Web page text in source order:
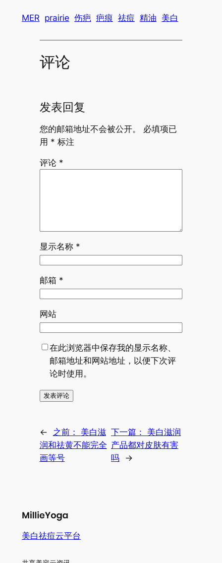
MER prairie 伤疤 疤痕 祛痘 精油 美白
评论
发表回复
您的邮箱地址不会被公开。
必填项已
用 * 标注
评论 *
显示名称 *
邮箱 *
网站
在此浏览器中保存我的显示名称、
邮箱地址和网站地址，以便下次评
论时使用。
← 之前： 美白滋
润和祛黄不能完全
画等号
下一篇：
美白滋润
产品都对皮肤有害
吗
→
美白祛痘云平台